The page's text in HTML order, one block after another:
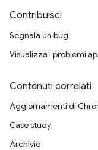
Contribuisci
Segnala un bug
Visualizza i problemi
Contenuti correlati
Aggiornamenti di
Case study
Archivio